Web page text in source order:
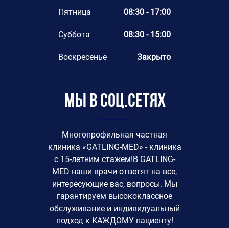
Пятница 08:30 - 17:00
Суббота 08:30 - 15:00
Воскресенье Закрыто
Мы в соц.сетях
Многопрофильная частная
клиника «GATLING-MED» - клиника
с 15-летним стажем!В GATLING-
MED наши врачи ответят на все,
интересующие вас, вопросы. Мы
гарантируем высококлассное
обслуживание и индивидуальный
подход к КАЖДОМУ пациенту!